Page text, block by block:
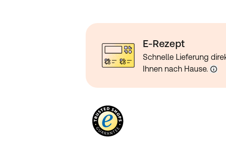
E-Rezept
Schnelle Lieferung
Ihnen nach Hause.